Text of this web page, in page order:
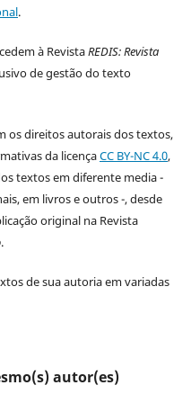
.
à RevistaREDIS: Revista
de gestão do texto
os direitos autorais dos textos,
da licençaCC BY-NC 4.0,
textos em diferente media -
em livros e outros -, desde
original na Revista
.
de sua autoria em variadas
autor(es)